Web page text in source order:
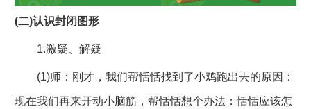
(二)认识封闭图形
1.激疑、解疑
(1)师：刚才，我们帮恬恬找到了小鸡跑出去的原因：
现在我们再来开动小脑筋，帮恬恬想个办法：恬恬应该怎